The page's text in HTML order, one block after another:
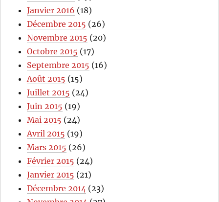
Janvier 2016 (18)
Décembre 2015 (26)
Novembre 2015 (20)
Octobre 2015 (17)
Septembre 2015 (16)
Août 2015 (15)
Juillet 2015 (24)
Juin 2015 (19)
Mai 2015 (24)
Avril 2015 (19)
Mars 2015 (26)
Février 2015 (24)
Janvier 2015 (21)
Décembre 2014 (23)